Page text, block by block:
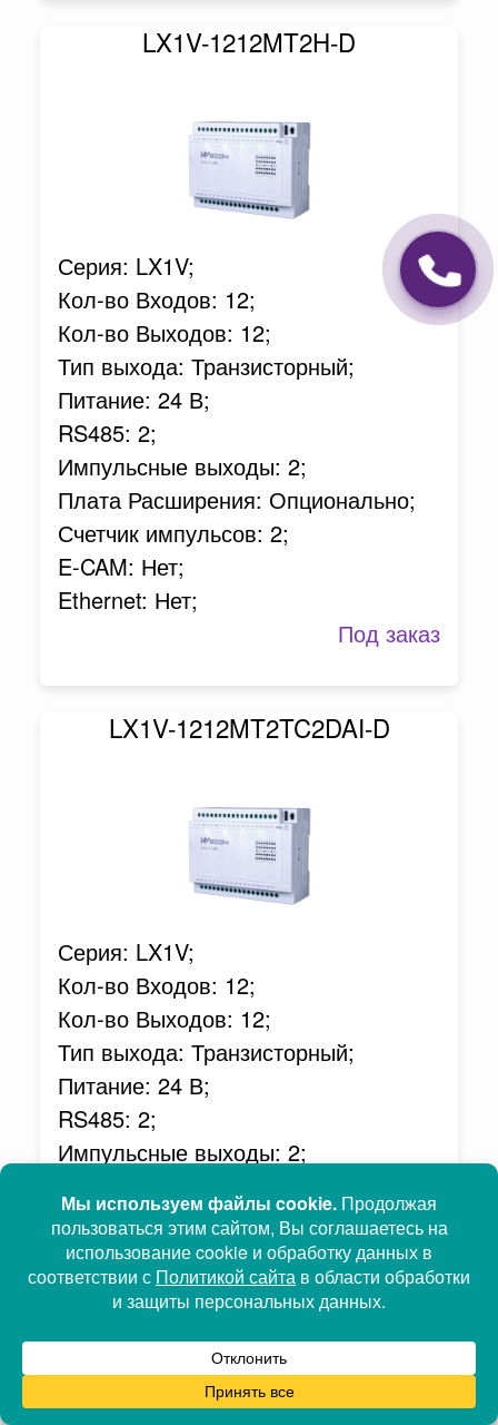
LX1V-1212MT2H-D
Серия: LX1V;
Кол-во Входов: 12;
Кол-во Выходов: 12;
Тип выхода: Транзисторный;
Питание: 24 В;
RS485: 2;
Импульсные выходы: 2;
Плата Расширения: Опционально;
Счетчик импульсов: 2;
E-CAM: Нет;
Ethernet: Нет;
Под заказ
LX1V-1212MT2TC2DAI-D
Серия: LX1V;
Кол-во Входов: 12;
Кол-во Выходов: 12;
Тип выхода: Транзисторный;
Питание: 24 В;
RS485: 2;
Импульсные выходы: 2;
Счетчик импульсов: 2;
E-CAM: Нет;
Ethernet: Нет;
438.78 бел.руб, c
НДС
Под заказ